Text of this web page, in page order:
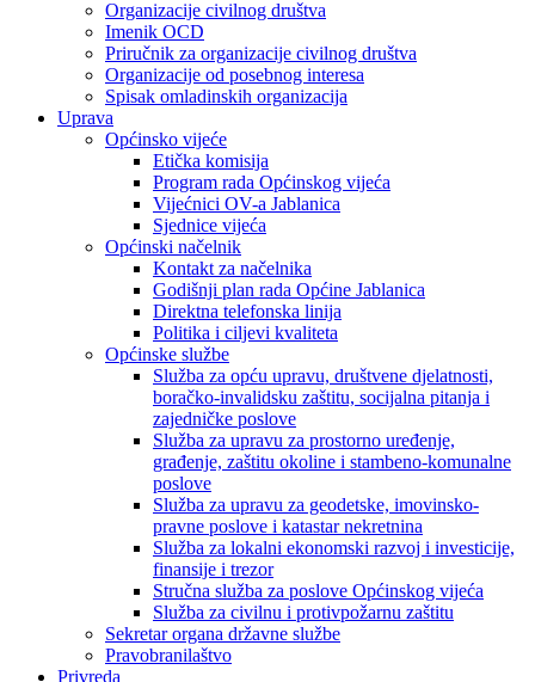
Organizacije civilnog društva
Imenik OCD
Priručnik za organizacije civilnog društva
Organizacije od posebnog interesa
Spisak omladinskih organizacija
Uprava
Općinsko vijeće
Etička komisija
Program rada Općinskog vijeća
Vijećnici OV-a Jablanica
Sjednice vijeća
Općinski načelnik
Kontakt za načelnika
Godišnji plan rada Općine Jablanica
Direktna telefonska linija
Politika i ciljevi kvaliteta
Općinske službe
Služba za opću upravu, društvene djelatnosti,
boračko-invalidsku zaštitu, socijalna pitanja i
zajedničke poslove
Služba za upravu za prostorno uređenje,
građenje, zaštitu okoline i stambeno-komunalne
poslove
Služba za upravu za geodetske, imovinsko-
pravne poslove i katastar nekretnina
Služba za lokalni ekonomski razvoj i investicije,
finansije i trezor
Stručna služba za poslove Općinskog vijeća
Služba za civilnu i protivpožarnu zaštitu
Sekretar organa državne službe
Pravobranilaštvo
Privreda